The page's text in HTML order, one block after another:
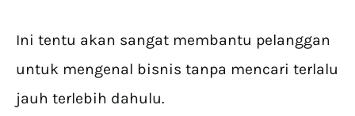
Ini tentu akan sangat membantu pelanggan
untuk mengenal bisnis tanpa mencari terlalu
jauh terlebih dahulu.